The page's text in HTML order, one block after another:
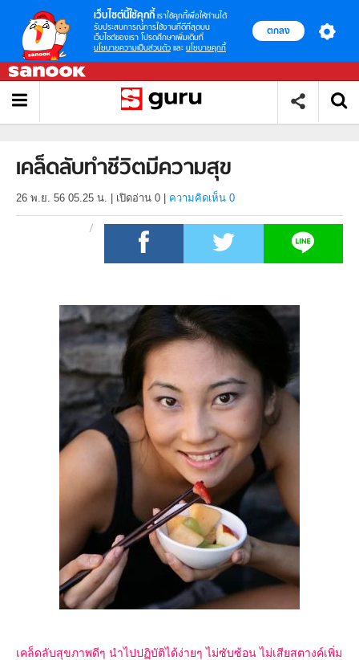
เว็บไซต์นี้ใช้คุกกี้ เราใช้คุกกี้เพื่อให้ท่านได้
รับประสบการณ์การใช้งานที่ดีที่สุดบน
เว็บไซต์ของเรา โปรดศึกษาเพิ่มเติมที่
นโยบายความเป็นส่วนตัว และ นโยบายคุกกี้
ตกลง
เคล็ดลับทำชีวิตมีความสุข
26 พ.ย. 56 05.25 น. เปิดอ่าน 0 ความคิดเห็น 0
เคล็ดลับสุขภาพดีๆ นำไปปฏิบัติได้ง่ายๆ ไม่ซับซ้อน ไม่เสียสตางค์เพิ่ม